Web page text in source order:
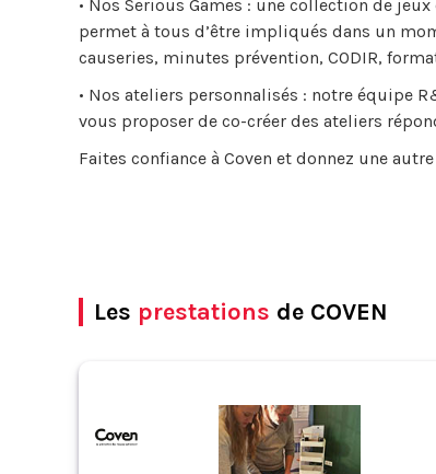
• Nos Serious Games : une collection de
permet à tous d’être impliqués dans un
causeries, minutes prévention, CODIR,
• Nos ateliers personnalisés : notre équipe
vous proposer de co-créer des ateliers
Faites confiance à Coven et donnez une
Les prestations de COVEN